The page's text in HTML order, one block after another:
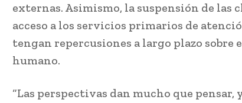
externas. Asimismo, la suspensión de las
acceso a los servicios primarios de
tengan repercusiones a largo plazo sobre
humano.
“Las perspectivas dan mucho que pensar,